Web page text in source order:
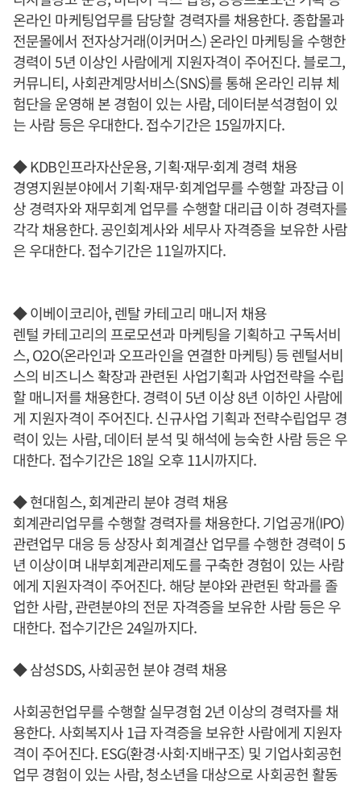
온라인 마케팅업무를 담당할 경력자를 채용한다. 종합몰과
전문몰에서 전자상거래(이커머스) 온라인 마케팅을 수행한
경력이 5년 이상인 사람에게 지원자격이 주어진다. 블로그,
커뮤니티, 사회관계망서비스(SNS)를 통해 온라인 리뷰 체
험단을 운영해 본 경험이 있는 사람, 데이터분석경험이 있
는 사람 등은 우대한다. 접수기간은 15일까지다.
◆ KDB인프라자산운용, 기획·재무·회계 경력 채용
경영지원분야에서 기획·재무·회계업무를 수행할 과장급 이
상 경력자와 재무회계 업무를 수행할 대리급 이하 경력자를
각각 채용한다. 공인회계사와 세무사 자격증을 보유한 사람
은 우대한다. 접수기간은 11일까지다.
◆ 이베이코리아, 렌탈 카테고리 매니저 채용
렌털 카테고리의 프로모션과 마케팅을 기획하고 구독서비
스, O2O(온라인과 오프라인을 연결한 마케팅) 등 렌털서비
스의 비즈니스 확장과 관련된 사업기획과 사업전략을 수립
할 매니저를 채용한다. 경력이 5년 이상 8년 이하인 사람에
게 지원자격이 주어진다. 신규사업 기획과 전략수립업무 경
력이 있는 사람, 데이터 분석 및 해석에 능숙한 사람 등은 우
대한다. 접수기간은 18일 오후 11시까지다.
◆ 현대힘스, 회계관리 분야 경력 채용
회계관리업무를 수행할 경력자를 채용한다. 기업공개(IPO)
관련업무 대응 등 상장사 회계결산 업무를 수행한 경력이 5
년 이상이며 내부회계관리제도를 구축한 경험이 있는 사람
에게 지원자격이 주어진다. 해당 분야와 관련된 학과를 졸
업한 사람, 관련분야의 전문 자격증을 보유한 사람 등은 우
대한다. 접수기간은 24일까지다.
◆ 삼성SDS, 사회공헌 분야 경력 채용
사회공헌업무를 수행할 실무경험 2년 이상의 경력자를 채
용한다. 사회복지사 1급 자격증을 보유한 사람에게 지원자
격이 주어진다. ESG(환경·사회·지배구조) 및 기업사회공헌
업무 경험이 있는 사람, 청소년을 대상으로 사회공헌 활동